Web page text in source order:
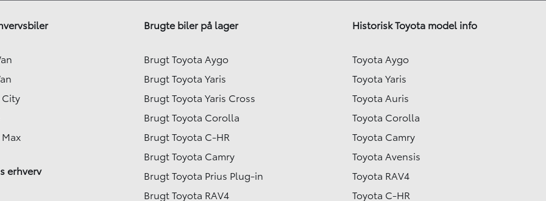
City
erhverv
Brugte biler på lager
Brugt Toyota Aygo
Brugt Toyota Yaris
Brugt Toyota Yaris Cross
Brugt Toyota Corolla
Brugt Toyota C-HR
Brugt Toyota Camry
Brugt Toyota Prius Plug-in
Brugt Toyota RAV4
Historisk Toyota model info
Toyota Aygo
Toyota Yaris
Toyota Auris
Toyota Corolla
Toyota Camry
Toyota Avensis
Toyota RAV4
Toyota C-HR